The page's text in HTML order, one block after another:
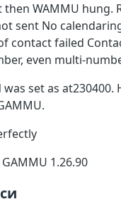
then WAMMU hung.
sent No
contact failed
even multi-
set as at230400.
1.26.90